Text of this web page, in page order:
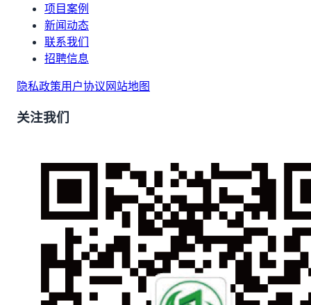
项目案例
新闻动态
联系我们
招聘信息
隐私政策用户协议网站地图
关注我们